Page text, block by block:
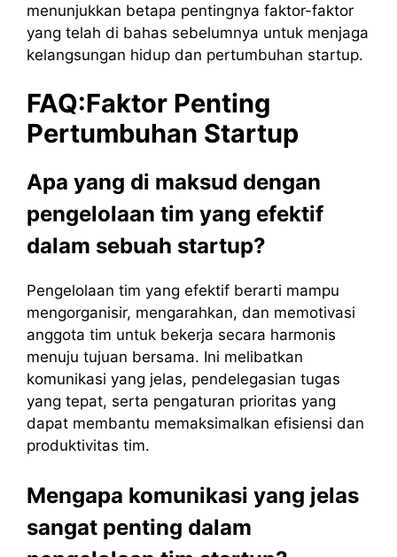
menunjukkan betapa pentingnya faktor-faktor
yang telah di bahas sebelumnya untuk menjaga
kelangsungan hidup dan pertumbuhan startup.
FAQ:Faktor Penting
Pertumbuhan Startup
Apa yang di maksud dengan
pengelolaan tim yang efektif
dalam sebuah startup?
Pengelolaan tim yang efektif berarti mampu
mengorganisir, mengarahkan, dan memotivasi
anggota tim untuk bekerja secara harmonis
menuju tujuan bersama. Ini melibatkan
komunikasi yang jelas, pendelegasian tugas
yang tepat, serta pengaturan prioritas yang
dapat membantu memaksimalkan efisiensi dan
produktivitas tim.
Mengapa komunikasi yang jelas
sangat penting dalam